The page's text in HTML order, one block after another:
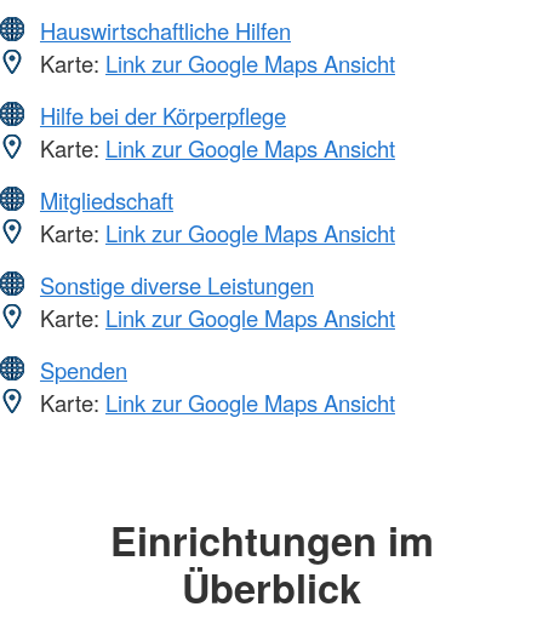
Hauswirtschaftliche Hilfen
Karte: Link zur Google Maps Ansicht
Hilfe bei der Körperpflege
Karte: Link zur Google Maps Ansicht
Mitgliedschaft
Karte: Link zur Google Maps Ansicht
Sonstige diverse Leistungen
Karte: Link zur Google Maps Ansicht
Spenden
Karte: Link zur Google Maps Ansicht
Einrichtungen im
Überblick